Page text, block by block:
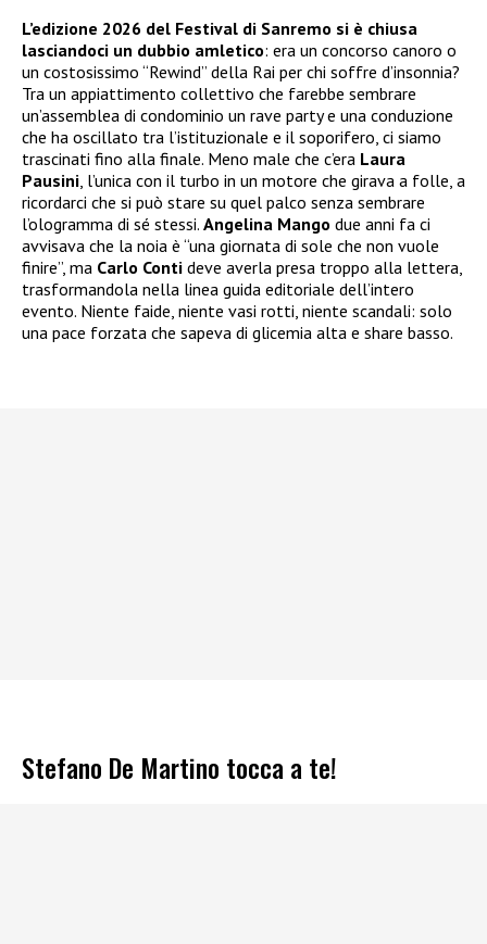
L’edizione 2026 del Festival di Sanremo si è chiusa
lasciandoci un dubbio amletico: era un concorso canoro o
un costosissimo “Rewind” della Rai per chi soffre d’insonnia?
Tra un appiattimento collettivo che farebbe sembrare
un’assemblea di condominio un rave party e una conduzione
che ha oscillato tra l’istituzionale e il soporifero, ci siamo
trascinati fino alla finale. Meno male che c’era Laura
Pausini , l’unica con il turbo in un motore che girava a folle, a
ricordarci che si può stare su quel palco senza sembrare
l’ologramma di sé stessi. Angelina Mango due anni fa ci
avvisava che la noia è “una giornata di sole che non vuole
finire”, ma Carlo Conti deve averla presa troppo alla lettera,
trasformandola nella linea guida editoriale dell’intero
evento. Niente faide, niente vasi rotti, niente scandali: solo
una pace forzata che sapeva di glicemia alta e share basso.
Stefano De Martino tocca a te!